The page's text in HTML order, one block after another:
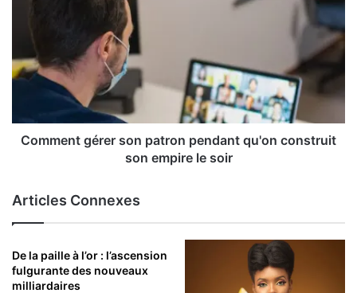
Comment gérer son patron pendant qu'on construit
son empire le soir
Articles Connexes
De la paille à l’or : l’ascension
fulgurante des nouveaux
milliardaires